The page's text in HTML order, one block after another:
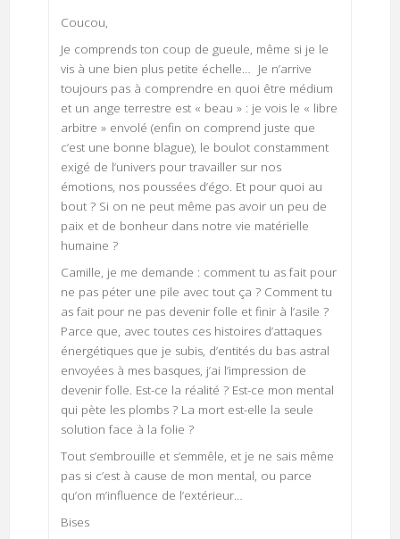
Coucou,
Je comprends ton coup de gueule, même si je le
vis à une bien plus petite échelle… Je n’arrive
toujours pas à comprendre en quoi être médium
et un ange terrestre est « beau » : je vois le « libre
arbitre » envolé (enfin on comprend juste que
c’est une bonne blague), le boulot constamment
exigé de l’univers pour travailler sur nos
émotions, nos poussées d’égo. Et pour quoi au
bout ? Si on ne peut même pas avoir un peu de
paix et de bonheur dans notre vie matérielle
humaine ?
Camille, je me demande : comment tu as fait pour
ne pas péter une pile avec tout ça ? Comment tu
as fait pour ne pas devenir folle et finir à l’asile ?
Parce que, avec toutes ces histoires d’attaques
énergétiques que je subis, d’entités du bas astral
envoyées à mes basques, j’ai l’impression de
devenir folle. Est-ce la réalité ? Est-ce mon mental
qui pète les plombs ? La mort est-elle la seule
solution face à la folie ?
Tout s’embrouille et s’emmêle, et je ne sais même
pas si c’est à cause de mon mental, ou parce
qu’on m’influence de l’extérieur…
Bises